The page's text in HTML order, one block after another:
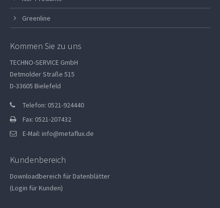
Greenline
Kommen Sie zu uns
TECHNO-SERVICE GmbH
Detmolder Straße 515
D-33605 Bielefeld
Telefon: 0521-924440
Fax: 0521-207432
E-Mail: info@metaflux.de
Kundenbereich
Downloadbereich für Datenblätter
(Login für Kunden)